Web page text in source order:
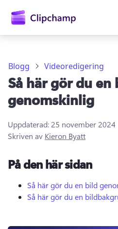
huvudinnehåll
Logga in
Blogg Videoredigering
Så här gör du en
genomskinlig
Uppdaterad: 25 november 2024
Skriven av Kieron Byatt
På den här sidan
Så här gör du en bild
Så här gör du en